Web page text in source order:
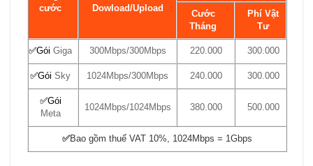
cước
Dowload/Upload
Cước
Tháng
Phí Vật
Tư
✅GóiGiga 300Mbps/300Mbps 220.000 300.000
✅GóiSky 1024Mbps/300Mbps 240.000 300.000
✅Gói
Meta
1024Mbps/1024Mbps 380.000 500.000
✅Bao gồm thuế VAT 10%, 1024Mbps = 1Gbps